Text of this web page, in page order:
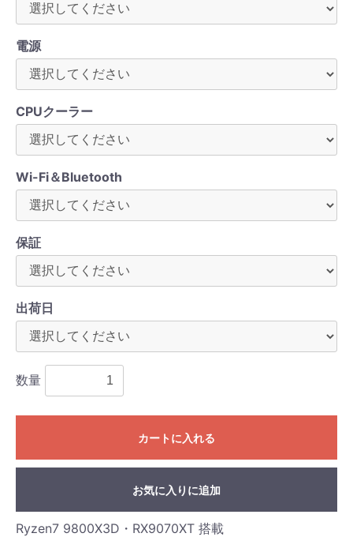
電源
CPUクーラー
Wi-Fi＆Bluetooth
保証
出荷日
数量
カートに入れる
お気に入りに追加
Ryzen7 9800X3D・RX9070XT 搭載